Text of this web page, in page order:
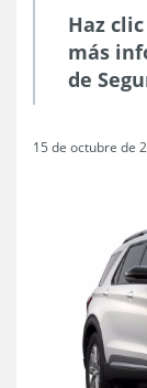
Haz
más
de
15 de octubre de